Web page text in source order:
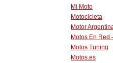
Mi Moto
Motocicleta
Motor
Motos En Red
Motos Tuning
Motos.es